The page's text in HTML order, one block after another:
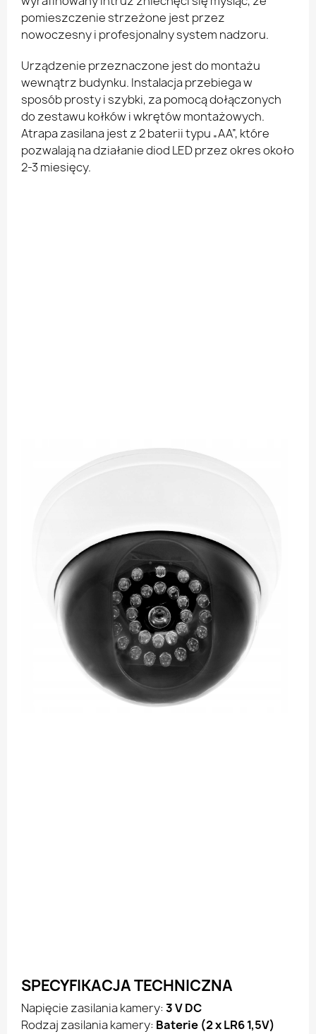
pomieszczenie strzeżone jest przez
nowoczesny i profesjonalny system nadzoru.
Urządzenie przeznaczone jest do montażu
wewnątrz budynku. Instalacja przebiega w
sposób prosty i szybki, za pomocą dołączonych
do zestawu kołków i wkrętów montażowych.
Atrapa zasilana jest z 2 baterii typu „AA”, które
pozwalają na działanie diod LED przez okres około
2-3 miesięcy.
SPECYFIKACJA TECHNICZNA
Napięcie zasilania kamery: 3 V DC
Rodzaj zasilania kamery: Baterie (2 x LR6 1,5V)